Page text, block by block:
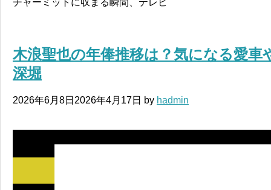
チャーミットに収まる瞬間、テレビ
木浪聖也の年俸推移は？気になる愛車
深堀
2026年6月8日 2026年4月17日 by hadmin